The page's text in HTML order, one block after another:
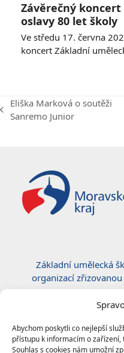
Abychom poskytli co nejlepší
přístupu k informacím o
Souhlas s cookies nám umožní
Závěrečný koncert
oslavy 80 let školy
Ve středu 17. června
koncert Základní
previous
Eliška Marková o soutěži
Sanremo Junior
Základní umělecká
organizací
Certifikace